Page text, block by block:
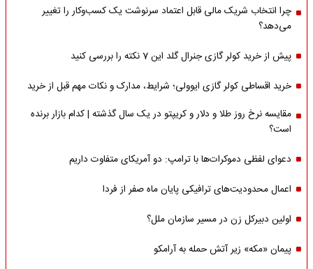
چرا انتخاب شریک مالی قابل اعتماد سرنوشت یک کسب‌وکار را تغییر
می‌دهد؟
پیش از خرید کولر گازی جنرال گلد این 7 نکته را بررسی کنید
خرید اقساطی کولر گازی ایوولی؛ شرایط، مدارک و نکات مهم قبل از خرید
مقایسه نرخ روز طلا و دلار و کریپتو در یک سال گذشته | کدام بازار برنده
است؟
دعوای لفظی دموکرات‌ها با ترامپ: دو آمریکای متفاوت داریم
اعمال محدودیت‌های ترافیکی پایان ماه صفر از فردا
اولین دبیرکل زن در مسیر سازمان‌ ملل؟
پیمان «مکه» زیر آتش حمله به آرامکو